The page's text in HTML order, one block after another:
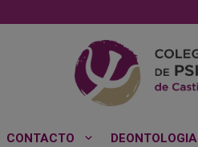
CONTACTO DEONTOLOGIA